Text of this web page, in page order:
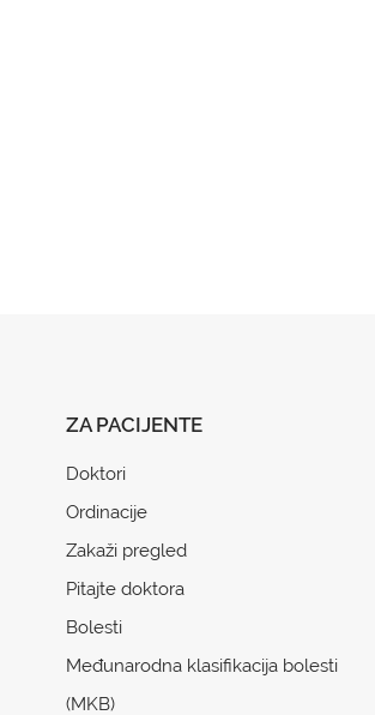
ZA PACIJENTE
Doktori
Ordinacije
Zakaži pregled
Pitajte doktora
Bolesti
Međunarodna klasifikacija bolesti
(MKB)